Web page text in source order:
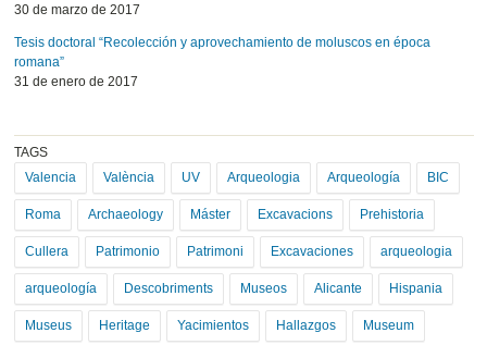
30 de marzo de 2017
Tesis doctoral “Recolección y aprovechamiento de moluscos en época
romana”
31 de enero de 2017
TAGS
Valencia
València UV Arqueologia Arqueología BIC
Roma Archaeology Máster Excavacions Prehistoria
Cullera Patrimonio Patrimoni Excavaciones arqueologia
arqueología Descobriments Museos Alicante Hispania
Museus Heritage Yacimientos Hallazgos Museum